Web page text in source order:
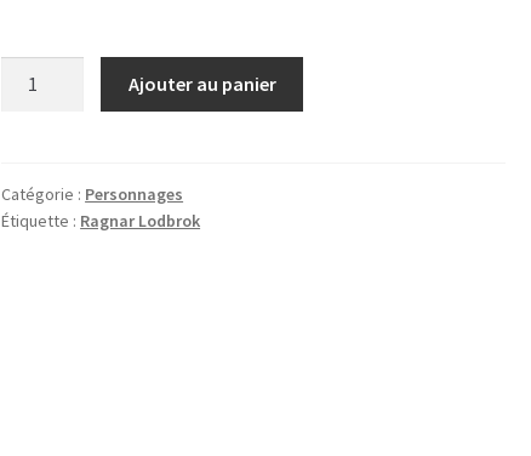
Ajouter au panier
Catégorie : Personnages
Étiquette : Ragnar Lodbrok